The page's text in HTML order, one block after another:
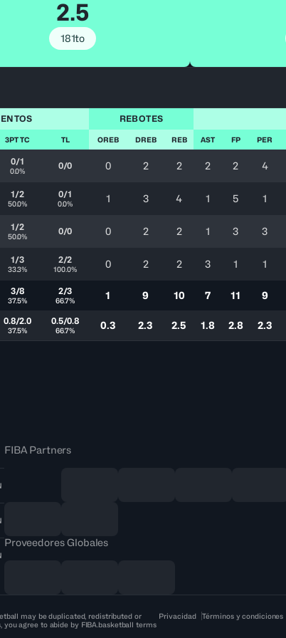
2.5
181to
REBOTES
3PT TC TL OREB DREB REB AST FP PER
0/1
0.0% 0/0 0 2 2 2 2 4
1/2
50.0%
0/1
0.0% 1 3 4 1 5 1
1/2
50.0% 0/0 0 2 2 1 3 3
1/3
33.3%
2/2
100.0% 0 2 2 3 1 1
3/8
37.5%
2/3
66.7% 1 9 10 7 11 9
0.8/2.0
37.5%
0.5/0.8
66.7% 0.3 2.3 2.5 1.8 2.8 2.3
FIBA Partners
Proveedores Globales
may be duplicated, redistributed or
you agree to abide by FIBA.basketball terms
Privacidad Términos y condiciones